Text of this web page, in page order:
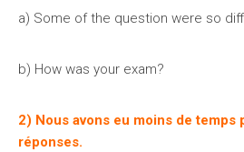
a) Some of the question were so
b) How was your exam?
2) Nous avons eu moins de temps
réponses.